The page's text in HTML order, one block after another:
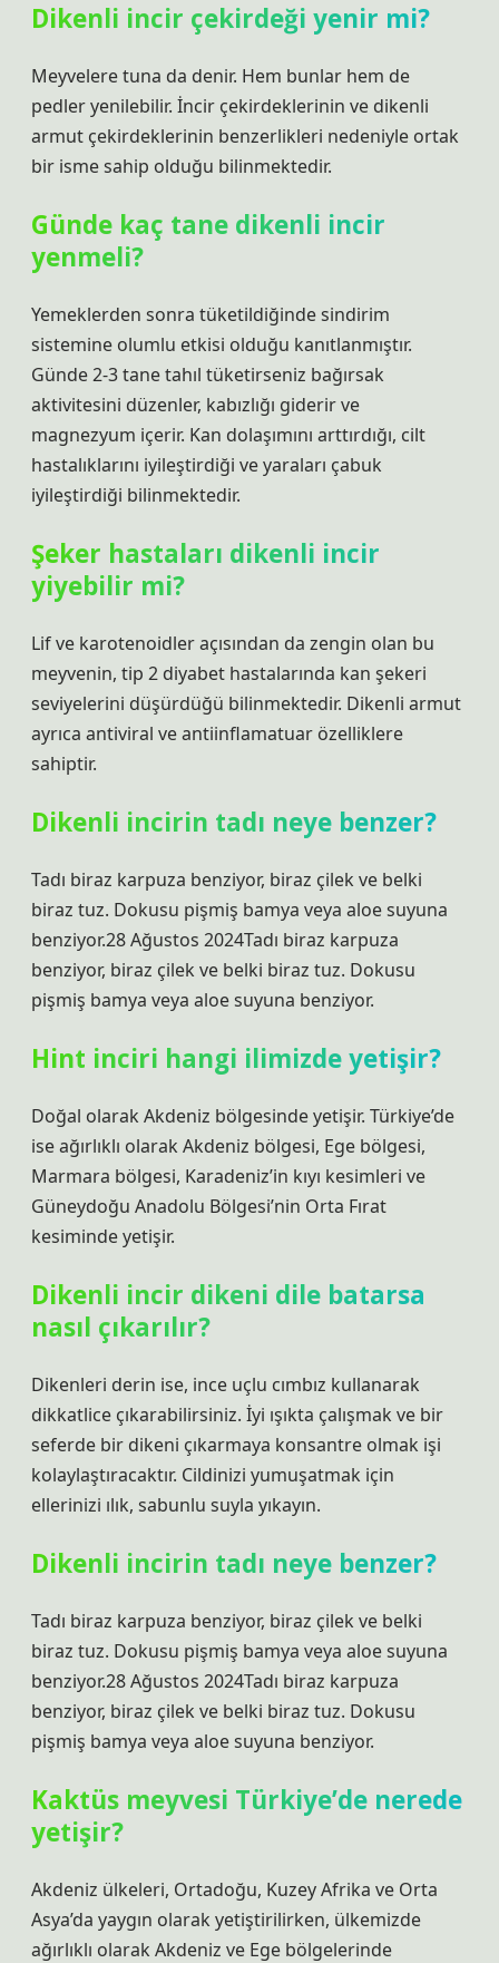
Dikenli incir çekirdeği yenir mi?
Meyvelere tuna da denir. Hem bunlar hem de
pedler yenilebilir. İncir çekirdeklerinin ve dikenli
armut çekirdeklerinin benzerlikleri nedeniyle ortak
bir isme sahip olduğu bilinmektedir.
Günde kaç tane dikenli incir
yenmeli?
Yemeklerden sonra tüketildiğinde sindirim
sistemine olumlu etkisi olduğu kanıtlanmıştır.
Günde 2-3 tane tahıl tüketirseniz bağırsak
aktivitesini düzenler, kabızlığı giderir ve
magnezyum içerir. Kan dolaşımını arttırdığı, cilt
hastalıklarını iyileştirdiği ve yaraları çabuk
iyileştirdiği bilinmektedir.
Şeker hastaları dikenli incir
yiyebilir mi?
Lif ve karotenoidler açısından da zengin olan bu
meyvenin, tip 2 diyabet hastalarında kan şekeri
seviyelerini düşürdüğü bilinmektedir. Dikenli armut
ayrıca antiviral ve antiinflamatuar özelliklere
sahiptir.
Dikenli incirin tadı neye benzer?
Tadı biraz karpuza benziyor, biraz çilek ve belki
biraz tuz. Dokusu pişmiş bamya veya aloe suyuna
benziyor.28 Ağustos 2024Tadı biraz karpuza
benziyor, biraz çilek ve belki biraz tuz. Dokusu
pişmiş bamya veya aloe suyuna benziyor.
Hint inciri hangi ilimizde yetişir?
Doğal olarak Akdeniz bölgesinde yetişir. Türkiye’de
ise ağırlıklı olarak Akdeniz bölgesi, Ege bölgesi,
Marmara bölgesi, Karadeniz’in kıyı kesimleri ve
Güneydoğu Anadolu Bölgesi’nin Orta Fırat
kesiminde yetişir.
Dikenli incir dikeni dile batarsa
nasıl çıkarılır?
Dikenleri derin ise, ince uçlu cımbız kullanarak
dikkatlice çıkarabilirsiniz. İyi ışıkta çalışmak ve bir
seferde bir dikeni çıkarmaya konsantre olmak işi
kolaylaştıracaktır. Cildinizi yumuşatmak için
ellerinizi ılık, sabunlu suyla yıkayın.
Dikenli incirin tadı neye benzer?
Tadı biraz karpuza benziyor, biraz çilek ve belki
biraz tuz. Dokusu pişmiş bamya veya aloe suyuna
benziyor.28 Ağustos 2024Tadı biraz karpuza
benziyor, biraz çilek ve belki biraz tuz. Dokusu
pişmiş bamya veya aloe suyuna benziyor.
Kaktüs meyvesi Türkiye’de nerede
yetişir?
Akdeniz ülkeleri, Ortadoğu, Kuzey Afrika ve Orta
Asya’da yaygın olarak yetiştirilirken, ülkemizde
ağırlıklı olarak Akdeniz ve Ege bölgelerinde